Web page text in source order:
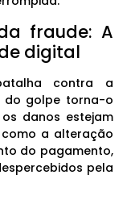
fraude: A
digital
contra a
do golpe torna-o
danos estejam
como a alteração
do pagamento,
pela